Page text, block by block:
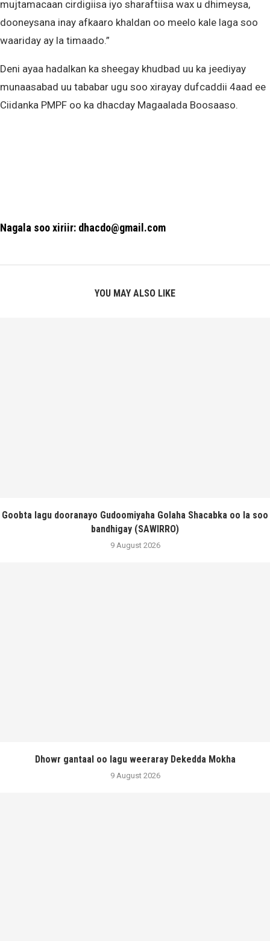
mujtamacaan cirdigiisa iyo sharaftiisa wax u dhimeysa,
dooneysana inay afkaaro khaldan oo meelo kale laga soo
waariday ay la timaado.”
Deni ayaa hadalkan ka sheegay khudbad uu ka jeediyay
munaasabad uu tababar ugu soo xirayay dufcaddii 4aad ee
Ciidanka PMPF oo ka dhacday Magaalada Boosaaso.
Nagala soo xiriir: dhacdo@gmail.com
YOU MAY ALSO LIKE
Goobta lagu dooranayo Gudoomiyaha Golaha Shacabka oo la soo
bandhigay (SAWIRRO)
9 August 2026
Dhowr gantaal oo lagu weeraray Dekedda Mokha
9 August 2026